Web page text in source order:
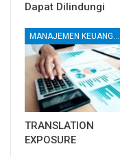
Dapat Dilindungi
MANAJEMEN KEUANGAN
TRANSLATION
EXPOSURE